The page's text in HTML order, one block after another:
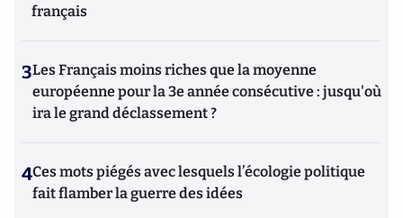
français
3Les Français moins riches que la moyenne
européenne pour la 3e année consécutive : jusqu'où
ira le grand déclassement ?
4Ces mots piégés avec lesquels l’écologie politique
fait flamber la guerre des idées